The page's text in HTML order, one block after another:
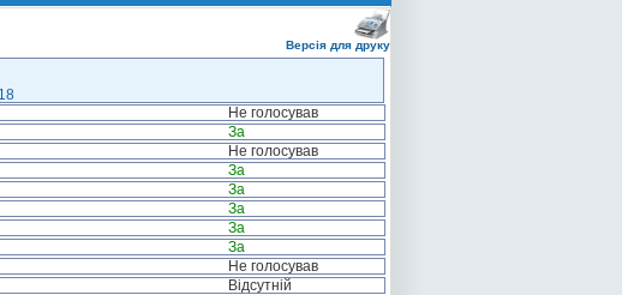
Версія для друку
Не голосував
За
Не голосував
За
За
За
За
За
Не голосував
Відсутній